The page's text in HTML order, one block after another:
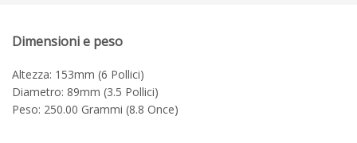
Dimensioni e peso
Altezza: 153mm (6 Pollici)
Diametro: 89mm (3.5 Pollici)
Peso: 250.00 Grammi (8.8 Once)